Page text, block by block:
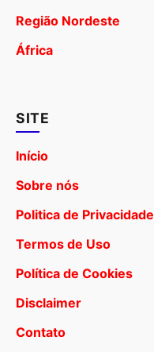
Região Nordeste
África
SITE
Início
Sobre nós
Politica de Privacidade
Termos de Uso
Política de Cookies
Disclaimer
Contato